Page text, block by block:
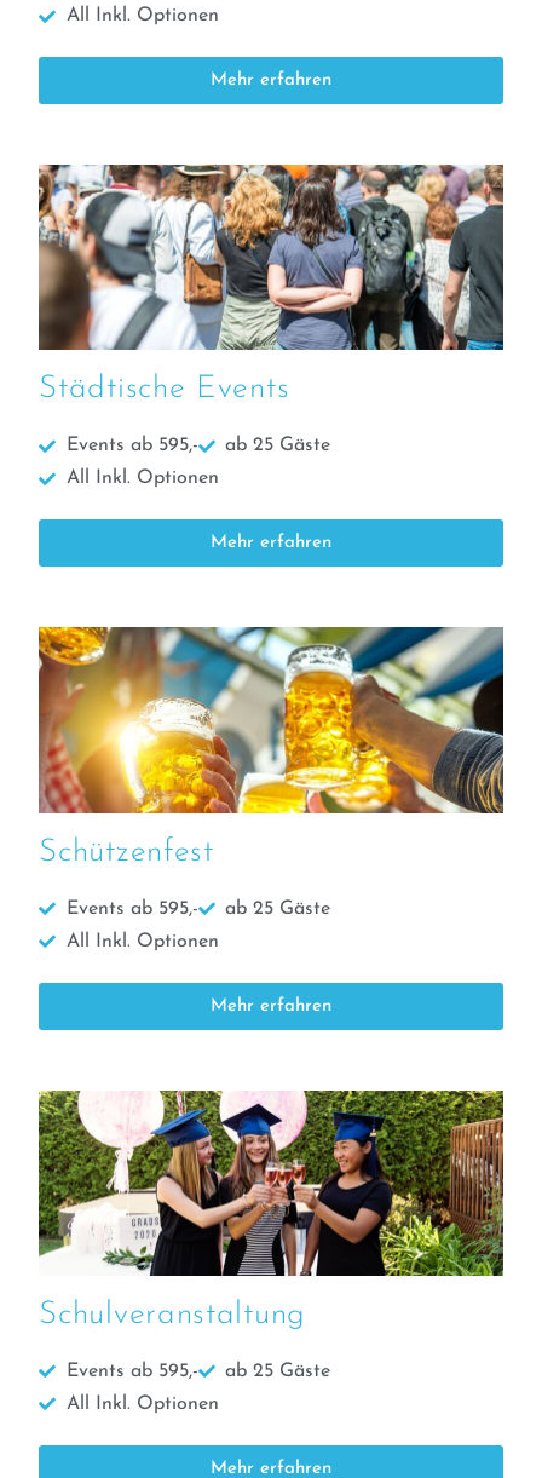
All Inkl. Optionen
Mehr erfahren
Städtische Events
Events ab 595,-
ab 25 Gäste
All Inkl. Optionen
Mehr erfahren
Schützenfest
Events ab 595,-
ab 25 Gäste
All Inkl. Optionen
Mehr erfahren
Schulveranstaltung
Events ab 595,-
ab 25 Gäste
All Inkl. Optionen
Mehr erfahren